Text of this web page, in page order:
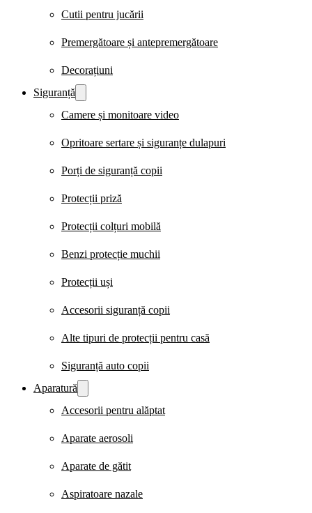
Cutii pentru jucării
Premergătoare și antepremergătoare
Decorațiuni
Siguranță
Camere și monitoare video
Opritoare sertare și siguranțe dulapuri
Porți de siguranță copii
Protecții priză
Protecții colțuri mobilă
Benzi protecție muchii
Protecții uși
Accesorii siguranță copii
Alte tipuri de protecții pentru casă
Siguranță auto copii
Aparatură
Accesorii pentru alăptat
Aparate aerosoli
Aparate de gătit
Aspiratoare nazale